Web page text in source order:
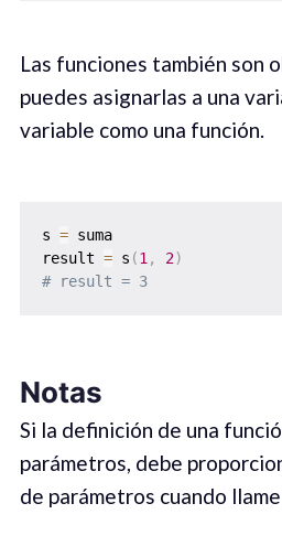
Las funciones también son
puedes asignarlas a una
variable como una función.
s = suma
result = s (1 , 2)
# result = 3
Notas
Si la definición de una
parámetros, debe
de parámetros cuando